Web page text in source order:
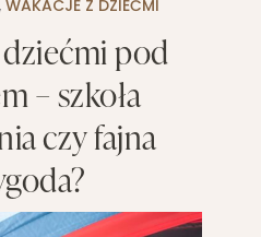
WAKACJE Z DZIEĆMI
pod
– szkoła
czy fajna